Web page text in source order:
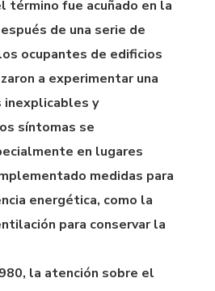
término fue acuñado en la
de una serie de
ocupantes de edificios
a experimentar una
inexplicables y
síntomas se
en lugares
medidas para
energética, como la
para conservar la
la atención sobre el